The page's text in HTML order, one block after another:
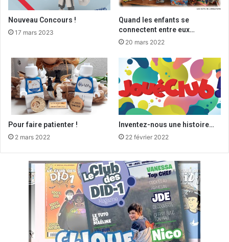
Nouveau Concours !
17 mars 2023
Quand les enfants se
connectent entre eux…
20 mars 2022
Pour faire patienter !
2 mars 2022
Inventez-nous une histoire…
22 février 2022